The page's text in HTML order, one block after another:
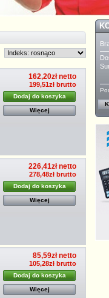
162,20zł netto
199,51zł brutto
Dodaj do koszyka
Więcej
226,41zł netto
278,48zł brutto
Dodaj do koszyka
Więcej
85,59zł netto
105,28zł brutto
Dodaj do koszyka
Więcej